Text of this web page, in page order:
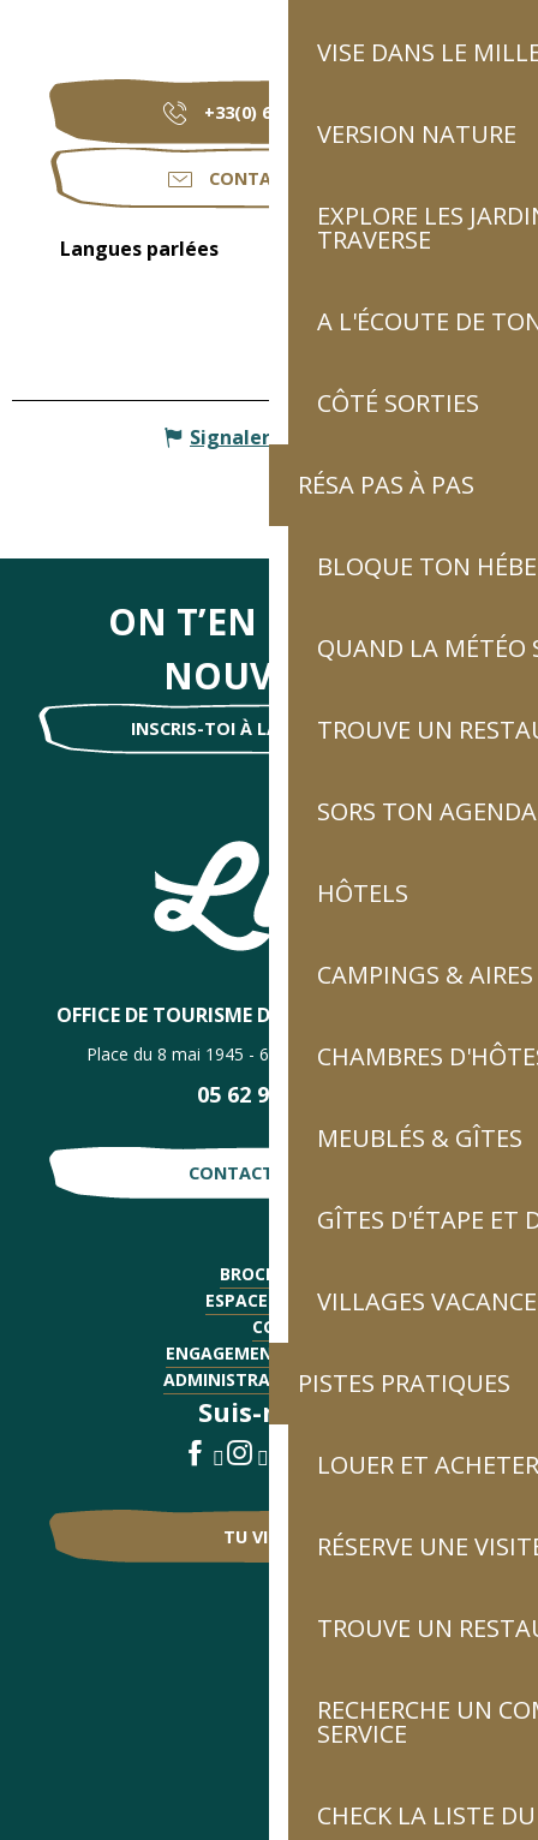
VISE DANS LE
VERSION NATURE
EXPLORE LES
TRAVERSE
A L'ÉCOUTE DE
CÔTÉ SORTIES
RÉSA PAS À PAS
BLOQUE TON
QUAND LA MÉTÉO
TROUVE UN
SORS TON AGENDA
HÔTELS
CAMPINGS &
CHAMBRES
MEUBLÉS & GÎTES
GÎTES D'ÉTAPE ET
VILLAGES
PISTES PRATIQUES
LOUER ET
RÉSERVE UNE
TROUVE UN
RECHERCHE UN
SERVICE
CHECK LA LISTE
+33(0) 6 74 82 19
CONTACTEZ-NOUS
Langues parlées
Langues parlées
Signaler une erreur
ON T’EN DIRA DES
NOUVELLES
INSCRIS-TOI À LA NEWSLETTER !
OFFICE DE TOURISME DE LUZ-SAINT-SAUVEUR
Place du 8 mai 1945 - 65120 Luz-Saint-Sauveur
05 62 92 30 30
CONTACTE-NOUS !
BROCHURES
ESPACE PRESSE
CGV
ENGAGEMENTS QUALITÉ
ADMINISTRATIF - EMPLOI
Suis-nous !
TU VIENS ?